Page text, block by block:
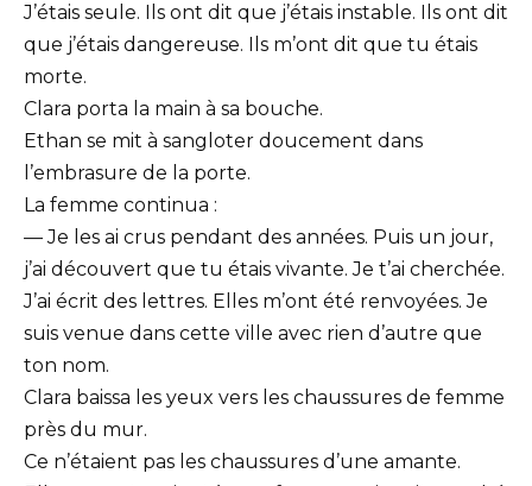
J’étais seule. Ils ont dit que j’étais instable. Ils ont dit
que j’étais dangereuse. Ils m’ont dit que tu étais
morte.
Clara porta la main à sa bouche.
Ethan se mit à sangloter doucement dans
l’embrasure de la porte.
La femme continua :
— Je les ai crus pendant des années. Puis un jour,
j’ai découvert que tu étais vivante. Je t’ai cherchée.
J’ai écrit des lettres. Elles m’ont été renvoyées. Je
suis venue dans cette ville avec rien d’autre que
ton nom.
Clara baissa les yeux vers les chaussures de femme
près du mur.
Ce n’étaient pas les chaussures d’une amante.